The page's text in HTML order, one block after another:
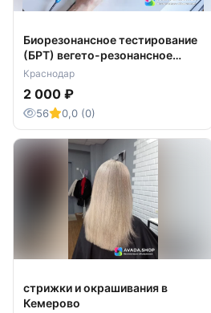
Биорезонансное тестирование
(БРТ) вегето-резонансное
тестирование (ВРТ) и
Краснодар
2 000 ₽
56 0,0 (0)
стрижки и окрашивания в
Кемерово